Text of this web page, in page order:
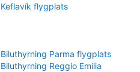
Keflavík flygplats
Biluthyrning Parma flygplats
Biluthyrning Reggio Emilia